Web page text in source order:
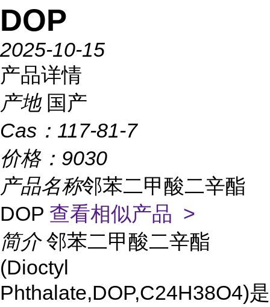
DOP
2025-10-15
产品详情
产地 国产
Cas： 117-81-7
价格： 9030
产品名称邻苯二甲酸二辛酯
DOP 查看相似产品 >
简介 邻苯二甲酸二辛酯
(Dioctyl
Phthalate,DOP,C24H38O4)是